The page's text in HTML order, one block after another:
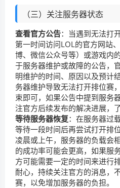
（三）关注服务器状态
查看官方公告：当遇到无法打
第一时间访问LOL的官方网站
博、微信公众号等）或游戏内
于服务器维护或故障的公告，
明维护的时间、原因以及预计
务器维护导致无法打开排位赛
束即可，如果公告中提到服务
注官方后续发布的解决进展，
等待服务器恢复：在服务器过
等待一段时间后再尝试打开排
凌晨或上午，服务器的负载会
的成功率可能会更高，如果服
方可能需要一定的时间来进行
耐心，持续关注官方的消息，
赛，以免增加服务器的负担。